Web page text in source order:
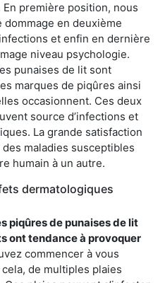
première position, nous
dommage en deuxième
et enfin en dernière
niveau psychologie.
punaises de lit sont
marques de piqûres ainsi
occasionnent. Ces deux
source d’infections et
La grande satisfaction
des maladies susceptibles
humain à un autre.
dermatologiques
piqûres de punaises de lit
ont tendance à provoquer
commencer à vous
de multiples plaies